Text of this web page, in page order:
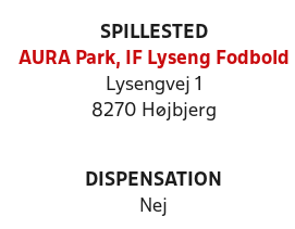
SPILLESTED
AURA Park, IF Lyseng Fodbold
Lysengvej 1
8270 Højbjerg
DISPENSATION
Nej